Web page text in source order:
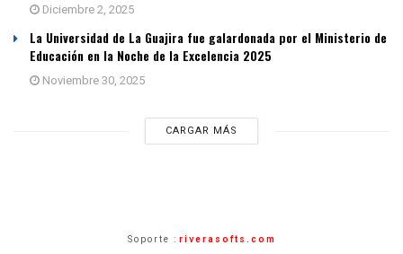
Diciembre 2, 2025
La Universidad de La Guajira fue galardonada por el Ministerio de
Educación en la Noche de la Excelencia 2025
Noviembre 30, 2025
CARGAR MÁS
Soporte : riverasofts.com